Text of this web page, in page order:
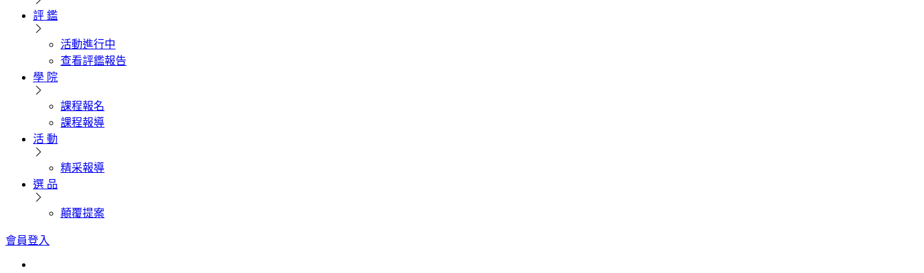
評 鑑
活動進行中
查看評鑑報告
學 院
課程報名
課程報導
活 動
精采報導
選 品
顛覆提案
會員登入